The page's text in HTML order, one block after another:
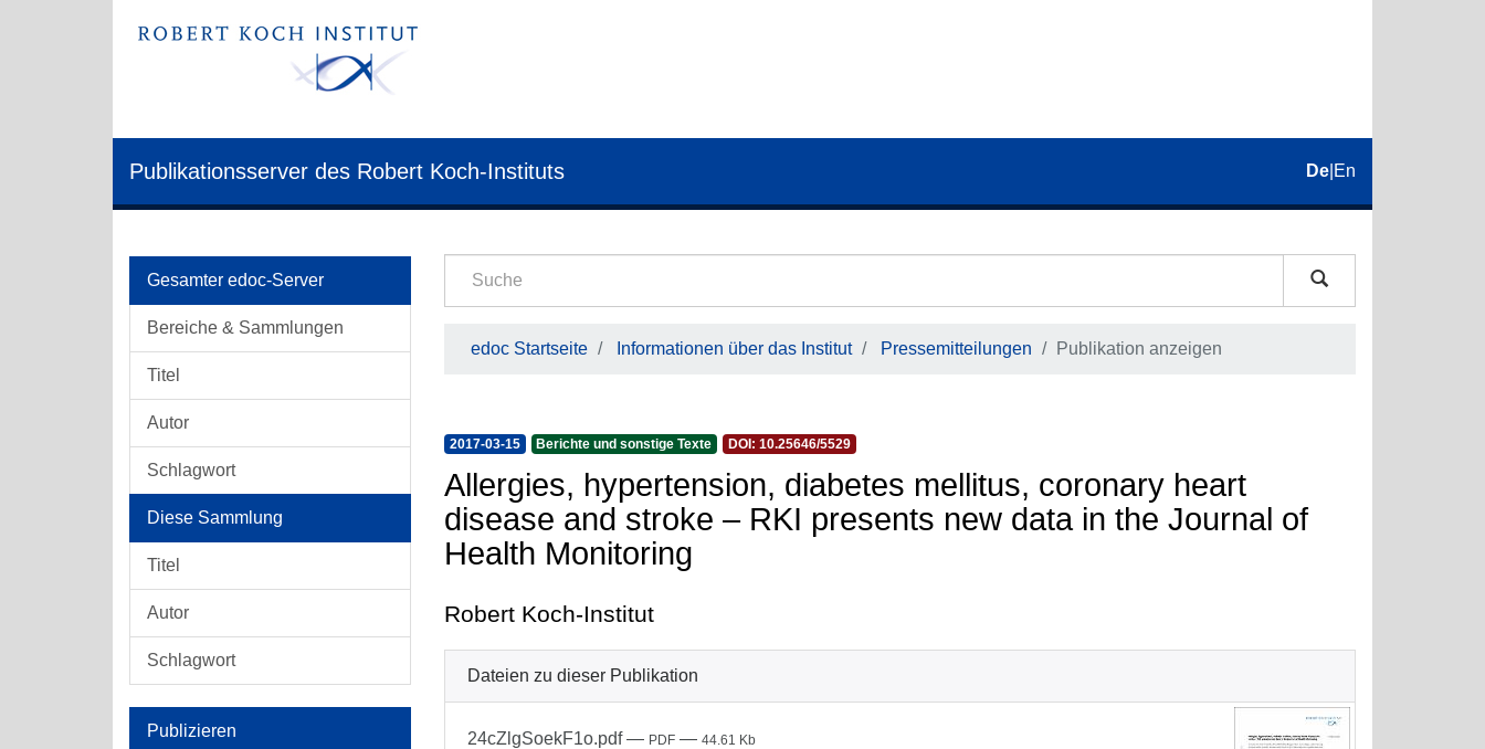
Publikationsserver des Robert Koch-Instituts De En
Gesamter edoc-Server
Bereiche & Sammlungen
Titel
Autor
Schlagwort
Diese Sammlung
Titel
Autor
Schlagwort
Publizieren
edoc Startseite Informationen über das Institut Pressemitteilungen Publikation anzeigen
2017-03-15 Berichte und sonstige Texte DOI: 10.25646/5529
Allergies, hypertension, diabetes mellitus, coronary heart
disease and stroke – RKI presents new data in the Journal of
Health Monitoring
Robert Koch-Institut
Dateien zu dieser Publikation
24cZlgSoekF1o.pdf— PDF — 44.61 Kb